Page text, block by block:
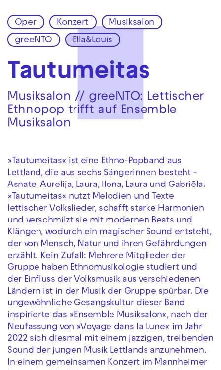
Zur Hauptnavigation springen
Zum Hauptinhalt springen
Oper Konzert Musiksalon
greeNTO Ella&Louis
Tautumeitas
Musiksalon // greeNTO: Lettischer
Ethnopop trifft auf Ensemble
Musiksalon
»Tautumeitas« ist eine Ethno-Popband aus
Lettland, die aus sechs Sängerinnen besteht –
Asnate, Aurelija, Laura, Ilona, Laura und Gabriēla.
»Tautumeitas« nutzt Melodien und Texte
lettischer Volkslieder, schafft starke Harmonien
und verschmilzt sie mit modernen Beats und
Klängen, wodurch ein magischer Sound entsteht,
der von Mensch, Natur und ihren Gefährdungen
erzählt. Kein Zufall: Mehrere Mitglieder der
Gruppe haben Ethnomusikologie studiert und
der Einfluss der Volksmusik aus verschiedenen
Ländern ist in der Musik der Gruppe spürbar. Die
ungewöhnliche Gesangskultur dieser Band
inspirierte das »Ensemble Musiksalon«, nach der
Neufassung von »Voyage dans la Lune« im Jahr
2022 sich diesmal mit einem jazzigen, treibenden
Sound der jungen Musik Lettlands anzunehmen.
In einem gemeinsamen Konzert im Mannheimer